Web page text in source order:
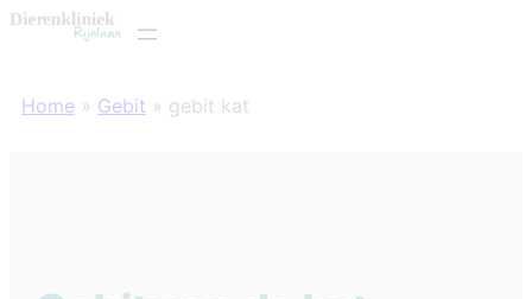
Skip
Home » Gebit » gebit kat